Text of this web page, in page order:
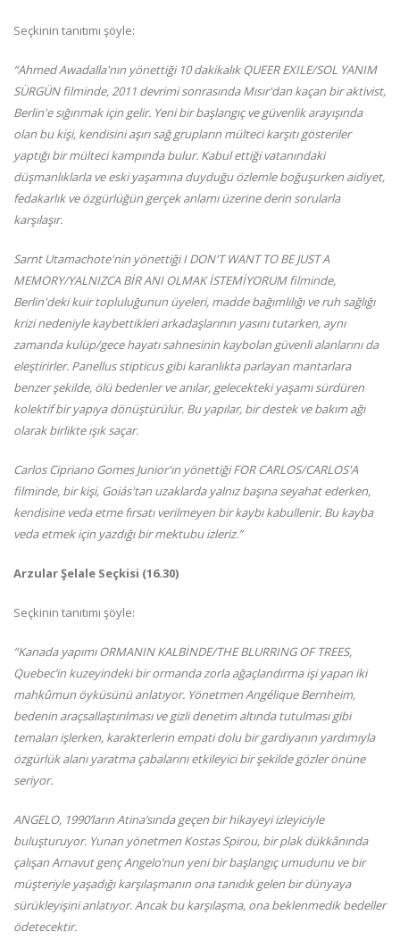
Seçkinin tanıtımı şöyle:
“Ahmed Awadalla'nın yönettiği 10 dakikalık QUEER EXILE/SOL YANIM
SÜRGÜN filminde, 2011 devrimi sonrasında Mısır'dan kaçan bir aktivist,
Berlin'e sığınmak için gelir. Yeni bir başlangıç ve güvenlik arayışında
olan bu kişi, kendisini aşırı sağ grupların mülteci karşıtı gösteriler
yaptığı bir mülteci kampında bulur. Kabul ettiği vatanındaki
düşmanlıklarla ve eski yaşamına duyduğu özlemle boğuşurken aidiyet,
fedakarlık ve özgürlüğün gerçek anlamı üzerine derin sorularla
karşılaşır.
Sarnt Utamachote'nin yönettiği I DON'T WANT TO BE JUST A
MEMORY/YALNIZCA BİR ANI OLMAK İSTEMİYORUM filminde,
Berlin'deki kuir topluluğunun üyeleri, madde bağımlılığı ve ruh sağlığı
krizi nedeniyle kaybettikleri arkadaşlarının yasını tutarken, aynı
zamanda kulüp/gece hayatı sahnesinin kaybolan güvenli alanlarını da
eleştirirler. Panellus stipticus gibi karanlıkta parlayan mantarlara
benzer şekilde, ölü bedenler ve anılar, gelecekteki yaşamı sürdüren
kolektif bir yapıya dönüştürülür. Bu yapılar, bir destek ve bakım ağı
olarak birlikte ışık saçar.
Carlos Cipriano Gomes Junior'ın yönettiği FOR CARLOS/CARLOS'A
filminde, bir kişi, Goiás'tan uzaklarda yalnız başına seyahat ederken,
kendisine veda etme fırsatı verilmeyen bir kaybı kabullenir. Bu kayba
veda etmek için yazdığı bir mektubu izleriz.”
Arzular Şelale Seçkisi (16.30)
Seçkinin tanıtımı şöyle:
“Kanada yapımı ORMANIN KALBİNDE/THE BLURRING OF TREES,
Quebec’in kuzeyindeki bir ormanda zorla ağaçlandırma işi yapan iki
mahkûmun öyküsünü anlatıyor. Yönetmen Angélique Bernheim,
bedenin araçsallaştırılması ve gizli denetim altında tutulması gibi
temaları işlerken, karakterlerin empati dolu bir gardiyanın yardımıyla
özgürlük alanı yaratma çabalarını etkileyici bir şekilde gözler önüne
seriyor.
ANGELO, 1990’ların Atina’sında geçen bir hikayeyi izleyiciyle
buluşturuyor. Yunan yönetmen Kostas Spirou, bir plak dükkânında
çalışan Arnavut genç Angelo’nun yeni bir başlangıç umudunu ve bir
müşteriyle yaşadığı karşılaşmanın ona tanıdık gelen bir dünyaya
sürükleyişini anlatıyor. Ancak bu karşılaşma, ona beklenmedik bedeller
ödetecektir.